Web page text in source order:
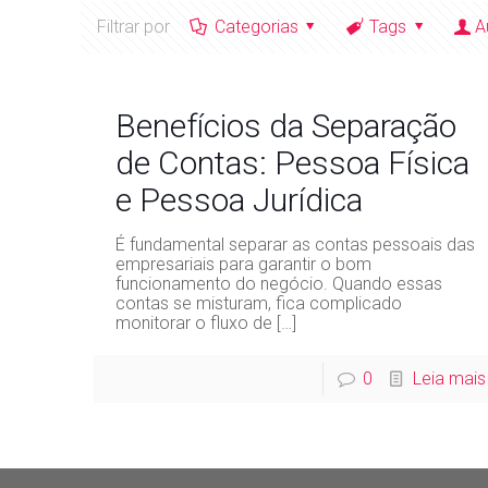
Filtrar por Categorias Tags
Benefícios da Separação
de Contas: Pessoa Física
e Pessoa Jurídica
É fundamental separar as contas pessoais das
empresariais para garantir o bom
funcionamento do negócio. Quando essas
contas se misturam, fica complicado
monitorar o fluxo de […]
0 Leia mais